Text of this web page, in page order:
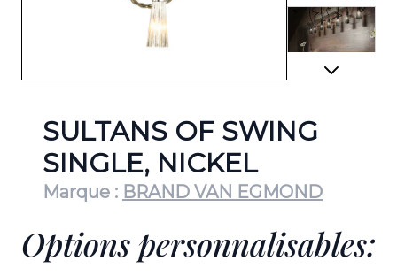
View
SULTANS OF SWING
SINGLE, NICKEL
Marque : BRAND VAN EGMOND
Options personnalisables: